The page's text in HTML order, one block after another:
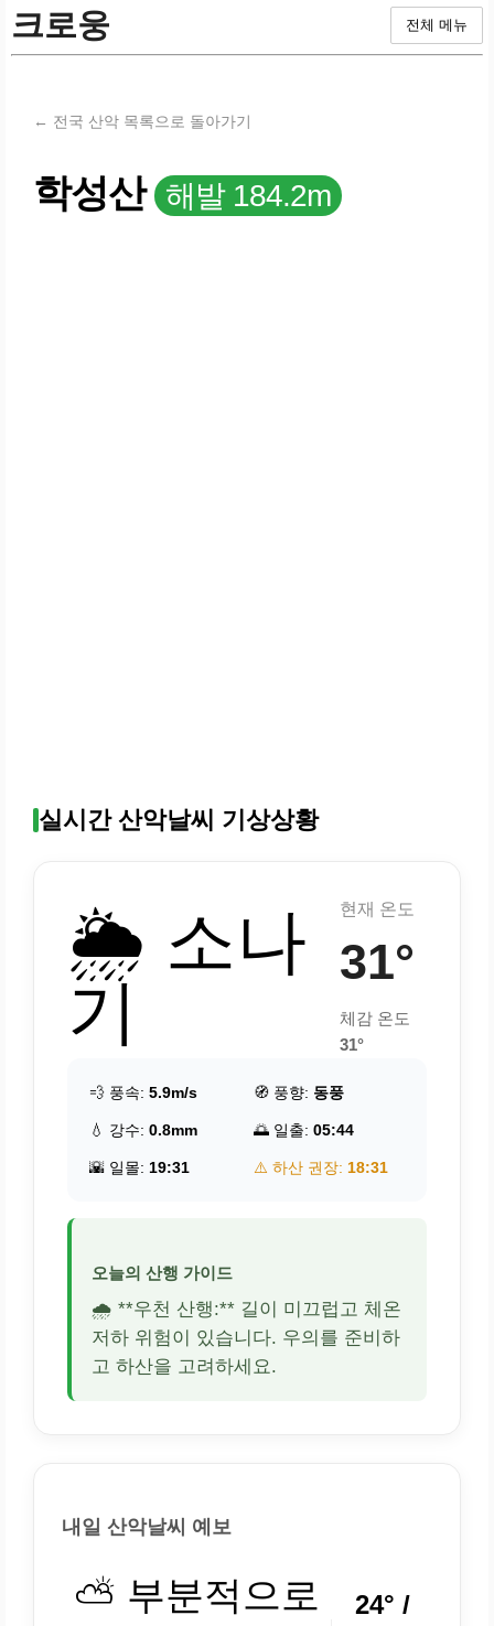
크로웅 전체 메뉴
← 전국 산악 목록으로 돌아가기
학성산 해발 184.2m
실시간 산악날씨 기상상황
🌦️ 소나
기
현재 온도
31°
체감 온도
31°
💨 풍속: 5.9m/s 🧭 풍향: 동풍
💧 강수: 0.8mm 🌅 일출: 05:44
🌇 일몰: 19:31 ⚠️ 하산 권장: 18:31
오늘의 산행 가이드
🌧️ **우천 산행:** 길이 미끄럽고 체온
저하 위험이 있습니다. 우의를 준비하
고 하산을 고려하세요.
내일 산악날씨 예보
⛅ 부분적으로
24° /